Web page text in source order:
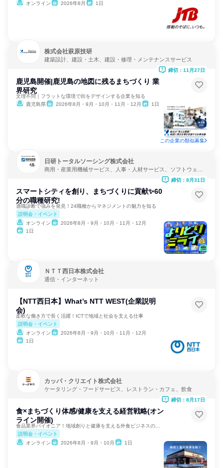
オンライン
2026年8月 1日
株式会社萩原技研
建築設計、建設・土木、建設・修理・メンテナンスサービス
鹿児島開催|鹿児島の地図に残るまちづくり 業
界研究
文理不問｜フラットな環境で街をデザインする企業を知る
鹿児島県
2026年8月・9月・10月・11月・12月 1日
締切：11月27日
この企業の類似募集
日研トータルソーシング株式会社
商用・産業用機械サービス、人事・人材サービス、ソフトウェア
スマートシティを創り、まちづくりに貢献✨60
分の職種研究!
適職診断で強みを発見！24職種からマネジメントの魅力を知る
説明会・イベント
オンライン
2026年8月・9月・10月・11月・12月
1日
締切：8月31日
ＮＴＴ西日本株式会社
通信・インターネット
【NTT西日本】What’s NTT WEST(企業説明
会)
柔軟な働き方で長く活躍！ICTで地域と社会を支える仕事
説明会・イベント
オンライン
2026年8月・9月・10月・11月・12月
1日
カッパ・クリエイト株式会社
ケータリング・フードサービス、レストラン・カフェ、飲食
食×まちづくり体感/健康を支える経営戦略(オン
ライン開催)
説明会・イベント
オンライン
2026年8月・9月・10月 1日
締切：8月17日